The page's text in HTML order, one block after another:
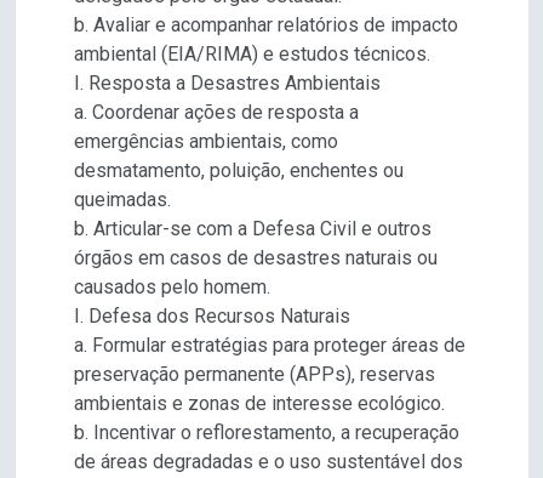
b. Avaliar e acompanhar relatórios de impacto
ambiental (EIA/RIMA) e estudos técnicos.
I. Resposta a Desastres Ambientais
a. Coordenar ações de resposta a
emergências ambientais, como
desmatamento, poluição, enchentes ou
queimadas.
b. Articular-se com a Defesa Civil e outros
órgãos em casos de desastres naturais ou
causados pelo homem.
I. Defesa dos Recursos Naturais
a. Formular estratégias para proteger áreas de
preservação permanente (APPs), reservas
ambientais e zonas de interesse ecológico.
b. Incentivar o reflorestamento, a recuperação
de áreas degradadas e o uso sustentável dos